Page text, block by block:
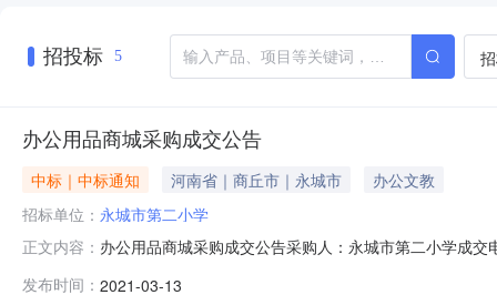
招投标 5
办公用品商城采购成交公告
中标｜中标通知 河南省｜商丘市｜永城市
办公文教
招标单位： 永城市第二小学
正文内容： 办公用品商城采购成交公告采购人：永城市第二小学成
仿皮/皮面本/得力1518.90283.504ASG97104胶水/胶棒/
发布时间： 2021-03-13